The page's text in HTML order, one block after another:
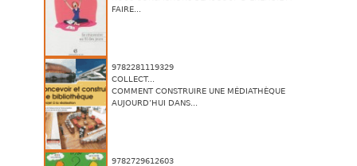
FAIRE...
9782281119329
COLLECT...
COMMENT CONSTRUIRE UNE MÉDIATHÈQUE
AUJOURD’HUI DANS...
9782729612603